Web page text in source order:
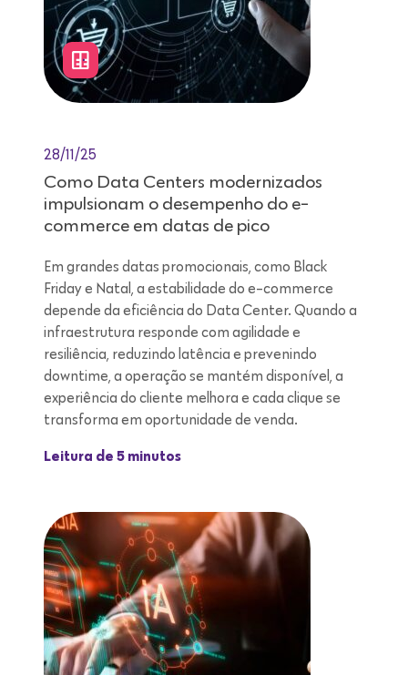
28/11/25
Como Data Centers modernizados
impulsionam o desempenho do e-
commerce em datas de pico
Em grandes datas promocionais, como Black
Friday e Natal, a estabilidade do e-commerce
depende da eficiência do Data Center. Quando a
infraestrutura responde com agilidade e
resiliência, reduzindo latência e prevenindo
downtime, a operação se mantém disponível, a
experiência do cliente melhora e cada clique se
transforma em oportunidade de venda.
Leitura de 5 minutos